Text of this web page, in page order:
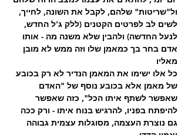
ול"שריטות" שלהם, לקבל את השונה, לחייך,
לשים לב לפרטים הקטנים (ללק ג'ל החדש,
לנעל החדשה) ולהבין שלא משנה מה - אותו
אדם בחר בך כמאמן שלו וזה ממש לא מובן
מאליו
כל אלו ישימו את המאמן הנדיר לא רק בכובע
של מאמן אלא בכובע נוסף של "האדם
שאפשר לשתף איתו הכל", כזה שאפשר
להיפתח בפניו, להרגיש בנוח איתו - ורק ככה
גם נוצרת העצמה, מסוגלות עצמית גבוהה